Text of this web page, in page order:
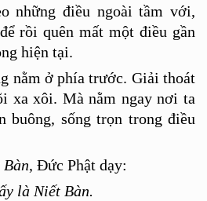
những điều ngoài tầm với,
rồi quên mất một điều gần
hiện tại.
nằm ở phía trước. Giải thoát
i xa xôi. Mà nằm ngay nơi ta
buông, sống trọn trong điều
, Đức Phật dạy:
là Niết Bàn.